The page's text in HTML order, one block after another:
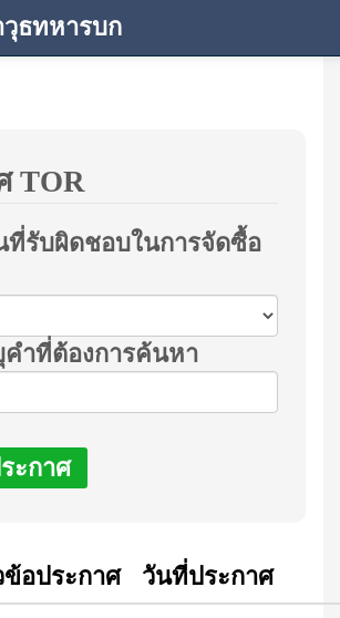
ธทหารบก
TOR
ที่รับผิดชอบในการจัดซื้อ
คำที่ต้องการค้นหา
ะกาศ
อประกาศ วันที่ประกาศ